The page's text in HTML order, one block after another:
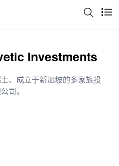
Investments
、成立于新加坡的多家族投
司。